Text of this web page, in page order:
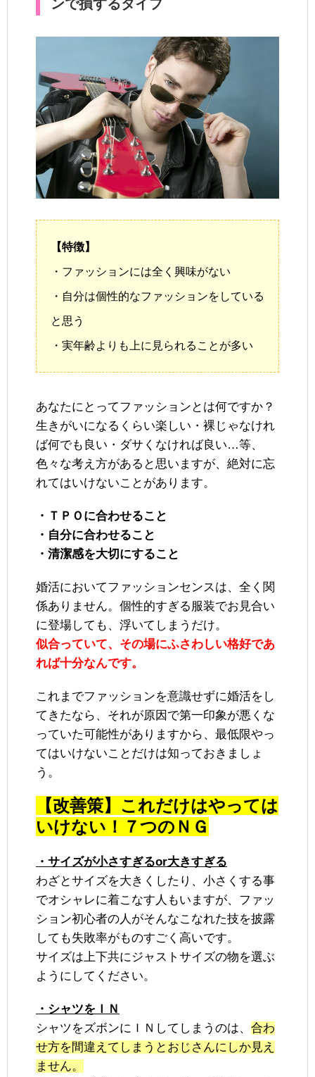
ンで損するタイプ
【特徴】
・ファッションには全く興味がない
・自分は個性的なファッションをしている
と思う
・実年齢よりも上に見られることが多い
あなたにとってファッションとは何ですか？
生きがいになるくらい楽しい・裸じゃなけれ
ば何でも良い・ダサくなければ良い…等、
色々な考え方があると思いますが、絶対に忘
れてはいけないことがあります。
・ＴＰＯに合わせること
・自分に合わせること
・清潔感を大切にすること
婚活においてファッションセンスは、全く関
係ありません。個性的すぎる服装でお見合い
に登場しても、浮いてしまうだけ。
似合っていて、その場にふさわしい格好であ
れば十分なんです。
これまでファッションを意識せずに婚活をし
てきたなら、それが原因で第一印象が悪くな
っていた可能性がありますから、最低限やっ
てはいけないことだけは知っておきましょ
う。
【改善策】これだけはやっては
いけない！７つのＮＧ
・サイズが小さすぎるor大きすぎる
わざとサイズを大きくしたり、小さくする事
でオシャレに着こなす人もいますが、ファッ
ション初心者の人がそんなこなれた技を披露
しても失敗率がものすごく高いです。
サイズは上下共にジャストサイズの物を選ぶ
ようにしてください。
・シャツをＩＮ
シャツをズボンにＩＮしてしまうのは、 合わ
せ方を間違えてしまうとおじさんにしか見え
ません。